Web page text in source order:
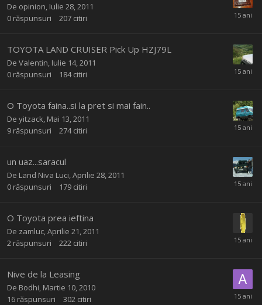
De opinion Iulie 28, 2011
0 răspunsuri 207 citiri
TOYOTA LAND CRUISER Pick Up HZJ79L
De Valentin Iulie 14, 2011
0 răspunsuri 184 citiri
O Toyota faina..si la pret si mai fain..
De yitzack Mai 13, 2011
9 răspunsuri 274 citiri
un uaz...saracul
De Land Niva Luci Aprilie 28, 2011
0 răspunsuri 179 citiri
O Toyota prea ieftina
De zamluc Aprilie 21, 2011
2 răspunsuri 222 citiri
Nive de la Leasing
De Bodhi Martie 10, 2010
16 răspunsuri 302 citiri